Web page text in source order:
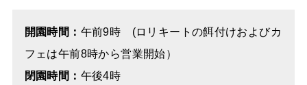
開園時間： 午前9時 (ロリキートの餌付けおよびカ
フェは午前8時から営業開始）
閉園時間： 午後4時